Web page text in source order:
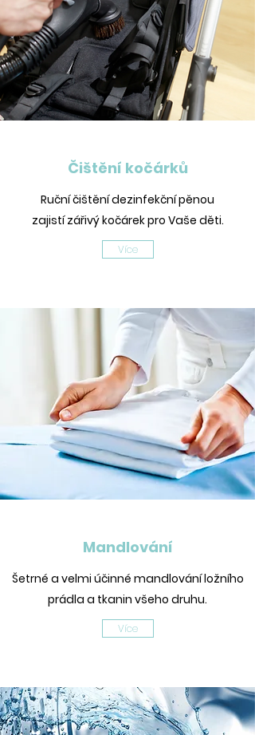
Čištění kočárků
Ruční čištění dezinfekční pěnou
zajistí zářivý kočárek pro Vaše děti.
Více
Mandlování
Šetrné a velmi účinné mandlování ložního
prádla a tkanin všeho druhu.
Více